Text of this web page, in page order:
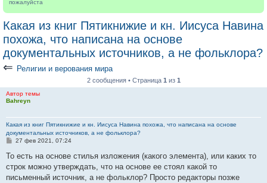
пожалуйста
Какая из книг Пятикнижие и кн. Иисуса Навина
похожа, что написана на основе
документальных источников, а не фольклора?
⇐ Религии и верования мира
2 сообщения • Страница 1 из 1
Автор темы
Bahreyn
Какая из книг Пятикнижие и кн. Иисуса Навина похожа, что написана на основе
документальных источников, а не фольклора?
С
о
щ
е
27 фев 2021, 07:24
То есть на основе стилья изложения (какого элемента), или каких то
строк можно утверждать, что на основе ее стоял какой то
письменный источник, а не фольклор? Просто редакторы позже